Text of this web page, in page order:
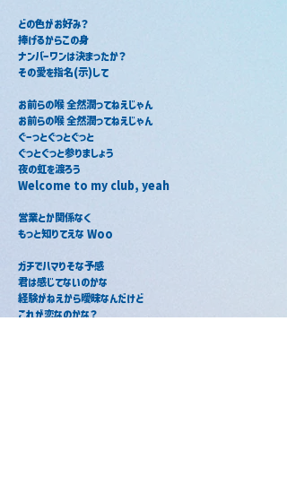
どの色がお好み？
捧げるからこの身
ナンバーワンは決まったか？
その愛を指名(示)して
お前らの喉 全然潤ってねえじゃん
お前らの喉 全然潤ってねえじゃん
ぐーっとぐっとぐっと
ぐっとぐっと参りましょう
夜の虹を渡ろう
Welcome to my club, yeah
営業とか関係なく
もっと知りてえな Woo
ガチでハマりそな予感
君は感じてないのかな
経験がねえから曖昧なんだけど
これが恋なのかな？